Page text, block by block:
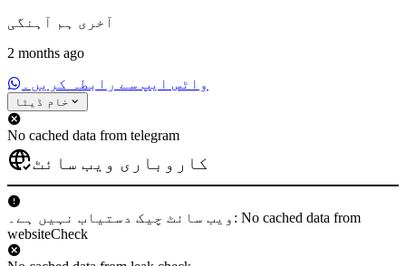
آخری ہم آہنگی
2 months ago
واٹس ایپ سے رابطہ کریں۔
خام ڈیٹا
No cached data from telegram
کاروباری ویب سائٹ
ویب سائٹ چیک دستیاب نہیں ہے۔: No cached data from
websiteCheck